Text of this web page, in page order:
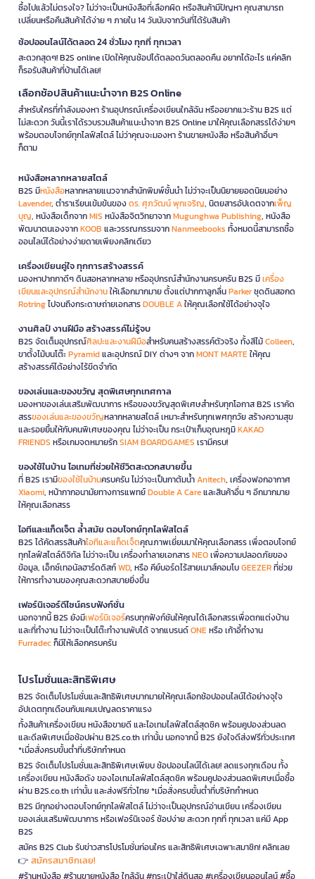
ซื้อไปแล้วไม่ตรงใจ? ไม่ว่าจะเป็นหนังสือที่เลือกผิด หรือสินค้ามีปัญหา คุณสามารถ
เปลี่ยนหรือคืนสินค้าได้ง่าย ๆ ภายใน 14 วันนับจากวันที่ได้รับสินค้า
ช้อปออนไลน์ได้ตลอด 24 ชั่วโมง ทุกที่ ทุกเวลา
สะดวกสุดๆ! B2S online เปิดให้คุณช้อปได้ตลอดวันตลอดคืน อยากได้อะไร แค่คลิก
ก็รอรับสินค้าที่บ้านได้เลย!
เลือกช้อปสินค้าแนะนำจาก B2S Online
สำหรับใครที่กำลังมองหา ร้านอุปกรณ์เครื่องเขียนใกล้ฉัน หรืออยากแวะร้าน B2S แต่
ไม่สะดวก วันนี้เราได้รวบรวมสินค้าแนะนำจาก B2S Online มาให้คุณเลือกสรรได้ง่ายๆ
พร้อมตอบโจทย์ทุกไลฟ์สไตล์ ไม่ว่าคุณจะมองหา ร้านขายหนังสือ หรือสินค้าอื่นๆ
ก็ตาม
หนังสือหลากหลายสไตล์
B2S มีหนังสือหลากหลายแนวจากสำนักพิมพ์ชั้นนำ ไม่ว่าจะเป็นนิยายยอดนิยมอย่าง
Lavender, ตำราเรียนเข้มข้นของดร. ศุภวัฒน์ พุกเจริญ, นิตยสารอัปเดตจากเพ็ญ
บุญ, หนังสือเด็กจากMIS หนังสือจิตวิทยาจากMugunghwa Publishing, หนังสือ
พัฒนาตนเองจากKOOB และวรรณกรรมจากNanmeebooks ทั้งหมดนี้สามารถซื้อ
ออนไลน์ได้อย่างง่ายดายเพียงคลิกเดียว
เครื่องเขียนคู่ใจ ทุกการสร้างสรรค์
มองหาปากกาดีๆ ดินสอหลากหลาย หรืออุปกรณ์สำนักงานครบครัน B2S มีเครื่อง
เขียนและอุปกรณ์สำนักงานให้เลือกมากมาย ตั้งแต่ปากกาลูกลื่นParkerชุดดินสอกด
Rotringไปจนถึงกระดาษถ่ายเอกสารDOUBLE Aให้คุณเลือกใช้ได้อย่างจุใจ
งานศิลป์ งานฝีมือ สร้างสรรค์ไม่รู้จบ
B2S จัดเต็มอุปกรณ์ศิลปะและงานฝีมือสำหรับคนสร้างสรรค์ตัวจริง ทั้งสีไม้Colleen,
ขาตั้งไม้บนโต๊ะPyramidและอุปกรณ์ DIY ต่างๆ จากMONT MARTEให้คุณ
สร้างสรรค์ได้อย่างไร้ขีดจำกัด
ของเล่นและของขวัญ สุดพิเศษทุกเทศกาล
มองหาของเล่นเสริมพัฒนาการ หรือของขวัญสุดพิเศษสำหรับทุกโอกาส B2S เราคัด
สรรของเล่นและของขวัญหลากหลายสไตล์ เหมาะสำหรับทุกเพศทุกวัย สร้างความสุข
และรอยยิ้มให้กับคนพิเศษของคุณ ไม่ว่าจะเป็น กระเป๋าเก็บอุณหภูมิKAKAO
FRIENDS หรือเกมจดหมายรักSIAM BOARDGAMES เรามีครบ!
ของใช้ในบ้าน ไอเทมที่ช่วยให้ชีวิตสะดวกสบายขึ้น
ที่ B2S เรามีของใช้ในบ้านครบครัน ไม่ว่าจะเป็นกาต้มน้ำAnitech, เครื่องฟอกอากาศ
Xiaomi, หน้ากากอนามัยทางการแพทย์Double A Careและสินค้าอื่น ๆ อีกมากมาย
ให้คุณเลือกสรร
ไอทีและแก็ดเจ็ต ล้ำสมัย ตอบโจทย์ทุกไลฟ์สไตล์
B2S ได้คัดสรรสินค้าไอทีและแก็ดเจ็ตคุณภาพเยี่ยมมาให้คุณเลือกสรร เพื่อตอบโจทย์
ทุกไลฟ์สไตล์ดิจิทัล ไม่ว่าจะเป็น เครื่องทำลายเอกสารNEOเพื่อความปลอดภัยของ
ข้อมูล, เอ็กซ์เทอนัลฮาร์ดดิสก์WD, หรือ คีย์บอร์ดไร้สายเมาส์คอมโบGEEZERที่ช่วย
ให้การทำงานของคุณสะดวกสบายยิ่งขึ้น
เฟอร์นิเจอร์ดีไซน์ครบฟังก์ชั่น
นอกจากนี้ B2S ยังมีเฟอร์นิเจอร์ครบทุกฟังก์ชันให้คุณได้เลือกสรรเพื่อตกแต่งบ้าน
และที่ทำงาน ไม่ว่าจะเป็นโต๊ะทำงานพับได้ จากแบรนด์ONEหรือ เก้าอี้ทำงาน
Furradecก็มีให้เลือกครบครัน
โปรโมชั่นและสิทธิพิเศษ
B2S จัดเต็มโปรโมชั่นและสิทธิพิเศษมากมายให้คุณเลือกช้อปออนไลน์ได้อย่างจุใจ
อัปเดตทุกเดือนกับแคมเปญลดราคาแรง
ทั้งสินค้าเครื่องเขียน หนังสือขายดี และไอเทมไลฟ์สไตล์สุดชิค พร้อมคูปองส่วนลด
และดีลพิเศษเมื่อช้อปผ่าน B2S.co.th เท่านั้น นอกจากนี้ B2S ยังใจดีส่งฟรีทั่วประเทศ
*เมื่อสั่งครบขั้นต่ำที่บริษัทกำหนด
B2S จัดเต็มโปรโมชั่นและสิทธิพิเศษเพียบ ช้อปออนไลน์ได้เลย! ลดแรงทุกเดือน ทั้ง
เครื่องเขียน หนังสือดัง ของไอเทมไลฟ์สไตล์สุดชิค พร้อมคูปองส่วนลดพิเศษเมื่อซื้อ
ผ่าน B2S.co.th เท่านั้น และส่งฟรีทั่วไทย *เมื่อสั่งครบขั้นต่ำที่บริษัทกำหนด
B2S มีทุกอย่างตอบโจทย์ทุกไลฟ์สไตล์ ไม่ว่าจะเป็นอุปกรณ์อ่านเขียน เครื่องเขียน
ของเล่นเสริมพัฒนาการ หรือเฟอร์นิเจอร์ ช้อปง่าย สะดวก ทุกที่ ทุกเวลา แค่มี App
B2S
สมัคร B2S Club รับข่าวสารโปรโมชั่นก่อนใคร และสิทธิพิเศษเฉพาะสมาชิก! คลิกเลย
👉 สมัครสมาชิกเลย!
#ร้านหนังสือ #ร้านขายหนังสือ ใกล้ฉัน #กระเป๋าใส่ดินสอ #เครื่องเขียนออนไลน์ #ซื้อ